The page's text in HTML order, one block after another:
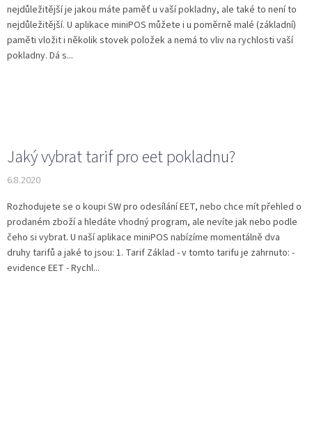
nejdůležitější je jakou máte paměť u vaší pokladny, ale také to není to
nejdůležitější. U aplikace miniPOS můžete i u poměrně malé (základní)
paměti vložit i několik stovek položek a nemá to vliv na rychlosti vaší
pokladny. Dá s...
Jaký vybrat tarif pro eet pokladnu?
6.8.2020
Rozhodujete se o koupi SW pro odesílání EET, nebo chce mít přehled o
prodaném zboží a hledáte vhodný program, ale nevíte jak nebo podle
čeho si vybrat. U naší aplikace miniPOS nabízíme momentálně dva
druhy tarifů a jaké to jsou: 1. Tarif Základ - v tomto tarifu je zahrnuto: -
evidence EET - Rychl...